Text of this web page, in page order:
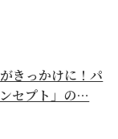
きっかけに！パ
セプト」の…